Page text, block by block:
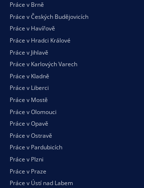
Práce v Brně
Práce v Českých Budějovicích
Práce v Havířově
Práce v Hradci Králové
Práce v Jihlavě
Práce v Karlových Varech
Práce v Kladně
Práce v Liberci
Práce v Mostě
Práce v Olomouci
Práce v Opavě
Práce v Ostravě
Práce v Pardubicích
Práce v Plzni
Práce v Praze
Práce v Ústí nad Labem